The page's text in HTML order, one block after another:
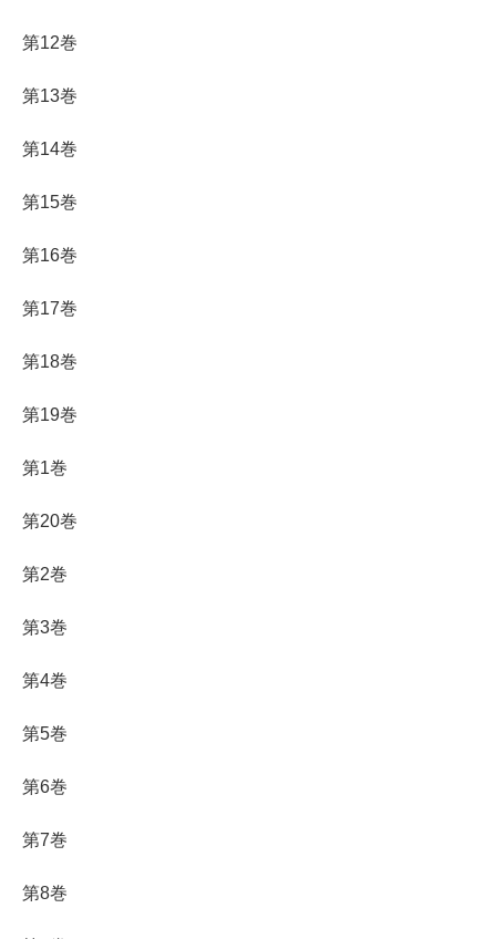
第12巻
第13巻
第14巻
第15巻
第16巻
第17巻
第18巻
第19巻
第1巻
第20巻
第2巻
第3巻
第4巻
第5巻
第6巻
第7巻
第8巻